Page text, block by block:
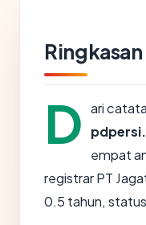
D ari
empat
registrar PT
0.5 tahun,